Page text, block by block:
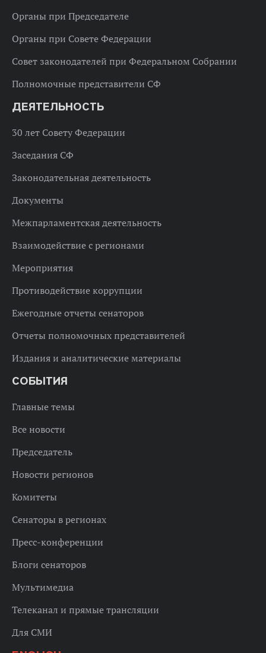
Органы при Председателе
Органы при Совете Федерации
Совет законодателей при Федеральном Собрании
Полномочные представители СФ
ДЕЯТЕЛЬНОСТЬ
30 лет Совету Федерации
Заседания СФ
Законодательная деятельность
Документы
Межпарламентская деятельность
Взаимодействие с регионами
Мероприятия
Противодействие коррупции
Ежегодные отчеты сенаторов
Отчеты полномочных представителей
Издания и аналитические материалы
СОБЫТИЯ
Главные темы
Все новости
Председатель
Новости регионов
Комитеты
Сенаторы в регионах
Пресс-конференции
Блоги сенаторов
Мультимедиа
Телеканал и прямые трансляции
Для СМИ